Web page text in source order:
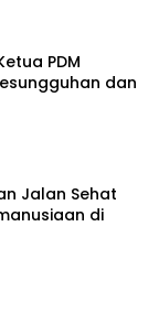
PDM
dan
Jalan Sehat
di